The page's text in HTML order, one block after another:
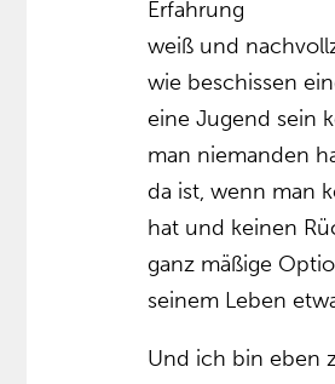
Erfahrung
weiß und
wie beschissen
eine Jugend sein
man niemanden
da ist, wenn man
hat und keinen
ganz mäßige
seinem Leben
Und ich bin eben